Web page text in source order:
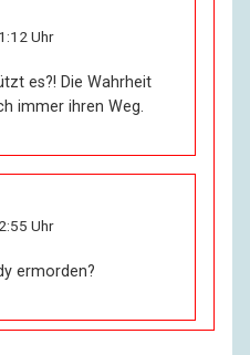
Uhr
es?! Die Wahrheit
immer ihren Weg.
Uhr
ermorden?